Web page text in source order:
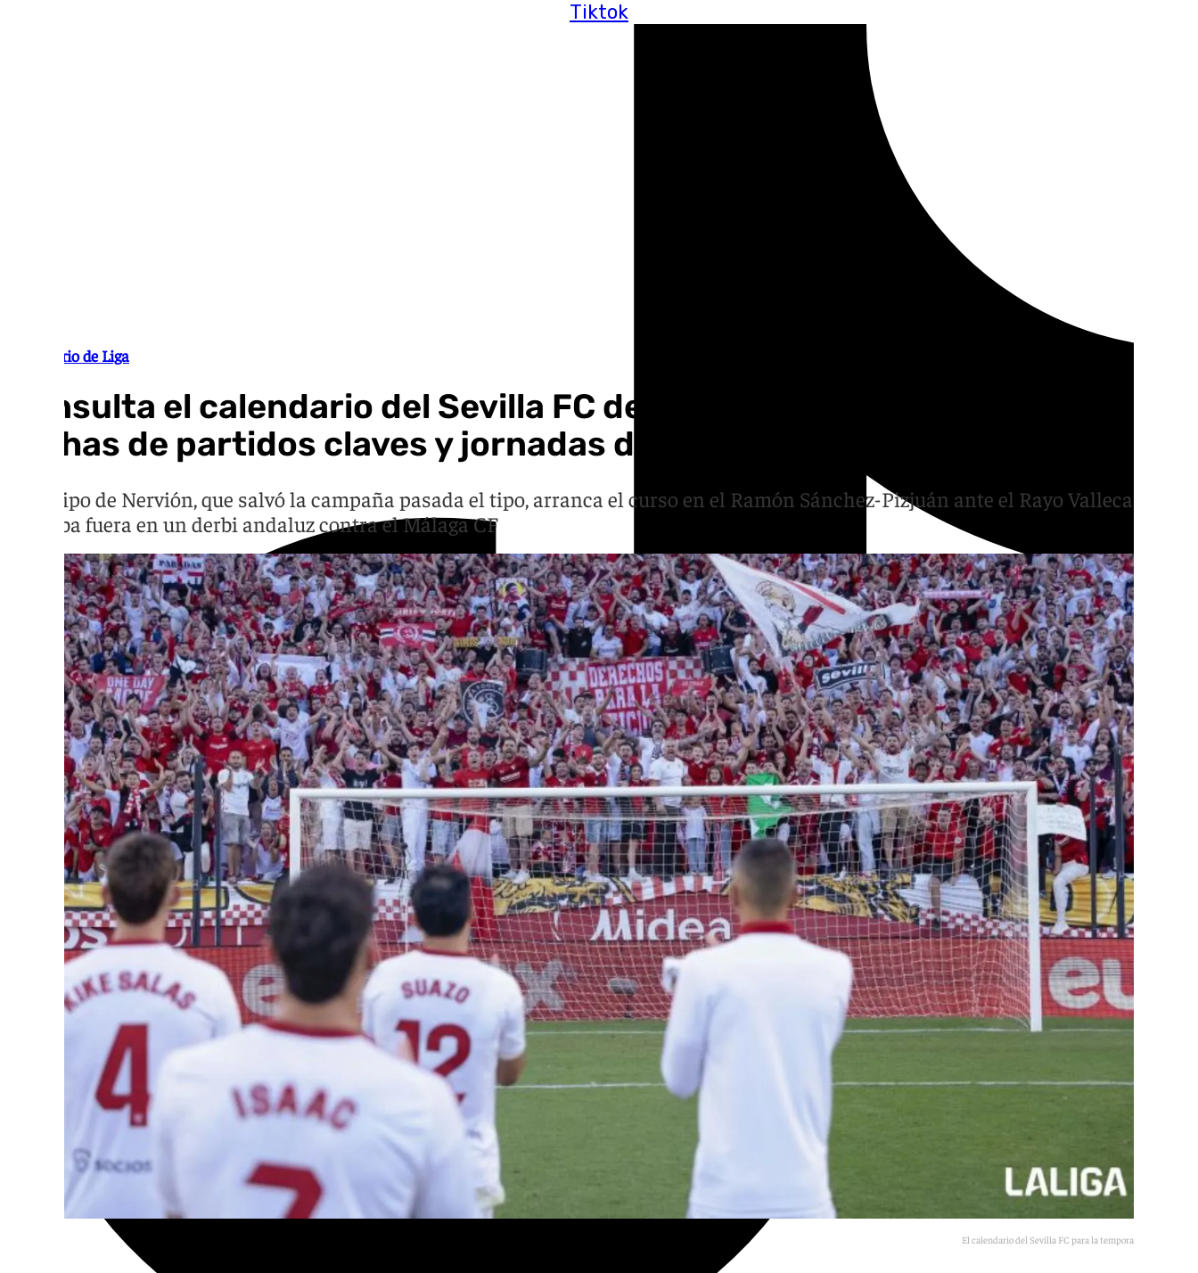
Tiktok
Calendario de Liga
Consulta el calendario del Sevilla FC de la temporada 2026-2027:
fechas de partidos claves y jornadas del Gran Derbi
El equipo de Nervión, que salvó la campaña pasada el tipo, arranca el curso en el Ramón Sánchez-Pizjuán ante el Rayo Vallecano y
lo acaba fuera en un derbi andaluz contra el Málaga CF
El calendario del Sevilla FC para la temporada 2026-2027.